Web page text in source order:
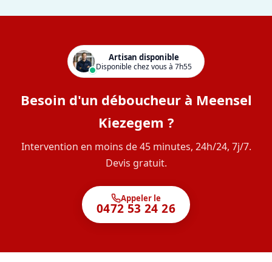
Artisan disponible
Disponible chez vous à 7h55
Besoin d'un déboucheur à Meensel
Kiezegem ?
Intervention en moins de 45 minutes, 24h/24, 7j/7.
Devis gratuit.
Appeler le
0472 53 24 26